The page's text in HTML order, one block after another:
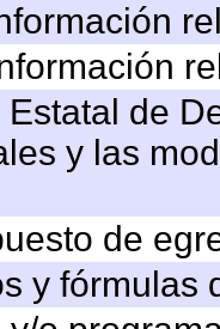
Estatal de
y las
de
y fórmulas